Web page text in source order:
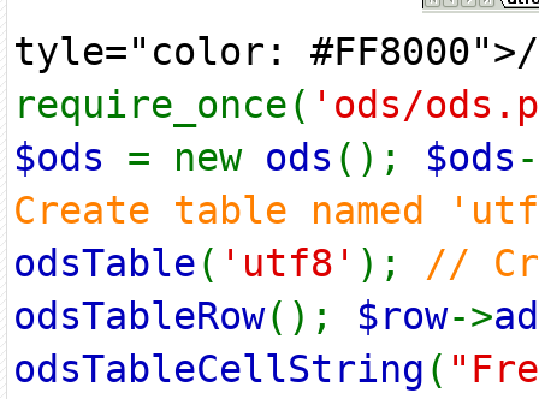
tyle="color:
require_once( 'ods/
$ods = new ods (); $ods
Create table named
odsTable( 'utf8' ); //
odsTableRow(); $row->
odsTableCellString (